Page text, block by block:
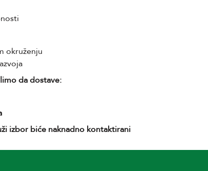
okruženju
da dostave:
izbor biće naknadno kontaktirani